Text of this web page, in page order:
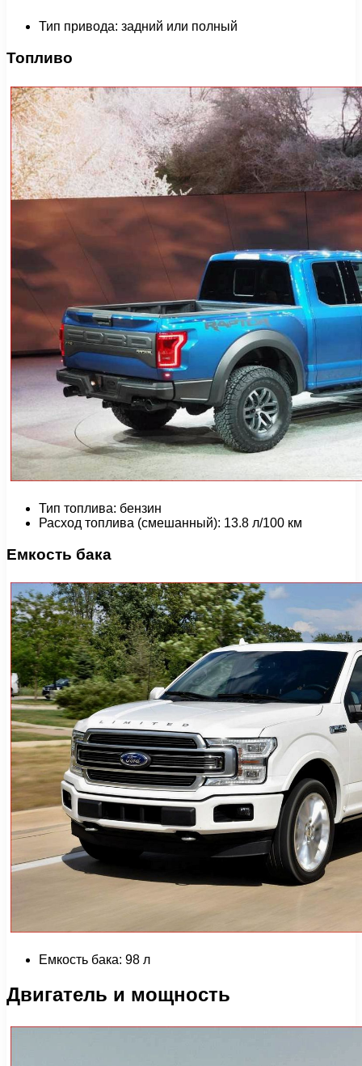
Тип привода: задний или полный
Топливо
Тип топлива: бензин
Расход топлива (смешанный): 13.8 л/100 км
Емкость бака
Емкость бака: 98 л
Двигатель и мощность